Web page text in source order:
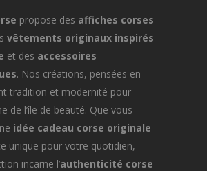
propose des affiches corses
vêtements originaux inspirés
et des accessoires
. Nos créations, pensées en
tradition et modernité pour
de l’île de beauté. Que vous
idée cadeau corse originale
unique pour votre quotidien,
incarne l’authenticité corse